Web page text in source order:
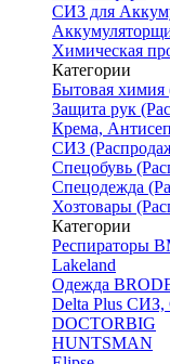
СИЗ для
Химическая
Категории
Бытовая химия
Защита рук
Крема,
СИЗ
Спецобувь
Спецодежда
Хозтовары
Категории
Респираторы
Lakeland
Одежда
Delta Plus СИЗ,
DOCTORBIG
HUNTSMAN